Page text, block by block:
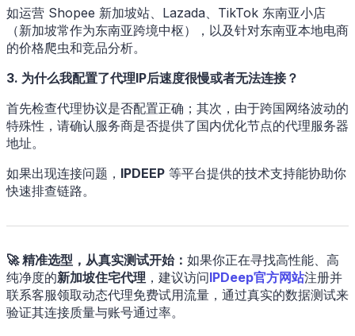
如运营 Shopee 新加坡站、Lazada、TikTok 东南亚小店
（新加坡常作为东南亚跨境中枢），以及针对东南亚本地电商
的价格爬虫和竞品分析。
3. 为什么我配置了代理IP后速度很慢或者无法连接？
首先检查代理协议是否配置正确；其次，由于跨国网络波动的
特殊性，请确认服务商是否提供了国内优化节点的代理服务器
地址。
如果出现连接问题， IPDEEP 等平台提供的技术支持能协助你
快速排查链路。
🚀 精准选型，从真实测试开始： 如果你正在寻找高性能、高
纯净度的新加坡住宅代理 ，建议访问IPDeep官方网站注册并
联系客服领取动态代理免费试用流量，通过真实的数据测试来
验证其连接质量与账号通过率。